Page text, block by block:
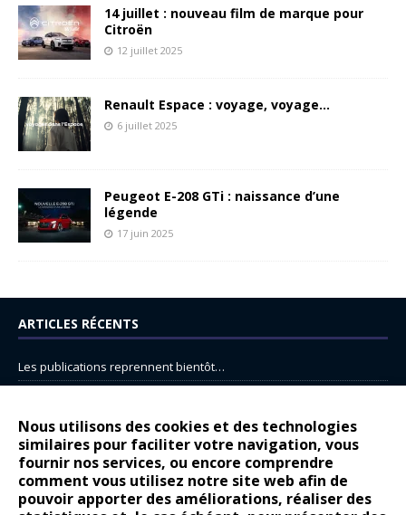
Nous utilisons des cookies et des technologies
similaires pour faciliter votre navigation, vous
fournir nos services, ou encore comprendre
comment vous utilisez notre site web afin de
pouvoir apporter des améliorations, réaliser des
14 juillet : nouveau film de marque pour
Citroën
12 juillet 2025
Renault Espace : voyage, voyage…
6 juillet 2025
Peugeot E-208 GTi : naissance d’une
légende
17 juin 2025
ARTICLES RÉCENTS
Les publications reprennent bientôt…
14 juillet : nouveau film de marque pour Citroën
Renault Espace : voyage, voyage…
Peugeot E-208 GTi : naissance d’une légende